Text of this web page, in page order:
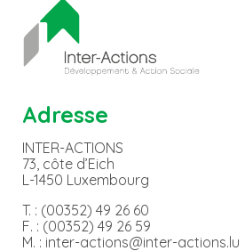
Adresse
INTER-ACTIONS
73, côte d’Eich
L-1450 Luxembourg
T. : (00352) 49 26 60
F. : (00352) 49 26 59
M. : inter-actions@inter-actions.lu